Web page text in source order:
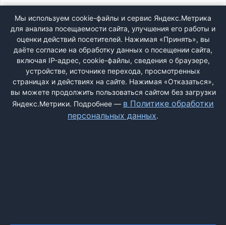
ВХОД
РЕГИСТРАЦИЯ
Быстрая регистрациячерез соцсети:
Мы используем cookie-файлы и сервис Яндекс.Метрика
для анализа посещаемости сайта, улучшения его работы и
оценки действий посетителей. Нажимая «Принять», вы
даёте согласие на обработку данных о посещении сайта,
включая IP-адрес, cookie-файлы, сведения о браузере,
устройстве, источнике перехода, просмотренных
страницах и действиях на сайте. Нажимая «Отказаться»,
вы можете продолжить пользоваться сайтом без загрузки
Яндекс.Метрики. Подробнее — в Политике обработки
персональных данных.